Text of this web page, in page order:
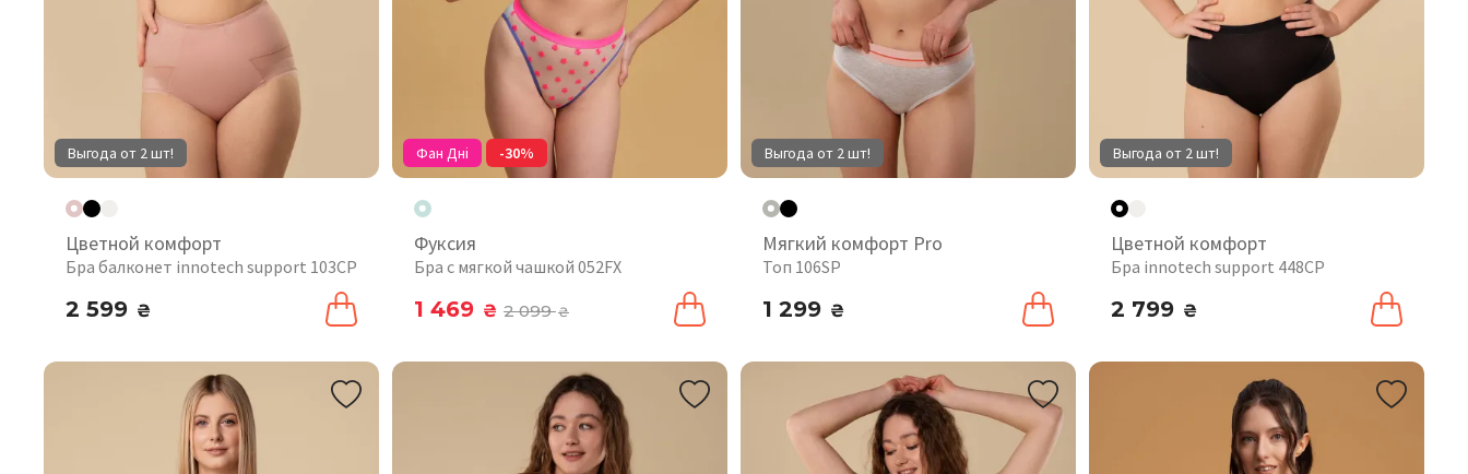
Выгода от 2 шт!
Цветной комфорт
Бра балконет innotech support 103CP
2 599 ₴
Фан Дні -30%
Фуксия
Бра с мягкой чашкой 052FX
1 469 ₴ 2 099₴
Выгода от 2 шт!
Мягкий комфорт Pro
Топ 106SP
1 299 ₴
Выгода от 2 шт!
Цветной комфорт
Бра innotech support 448CP
2 799 ₴